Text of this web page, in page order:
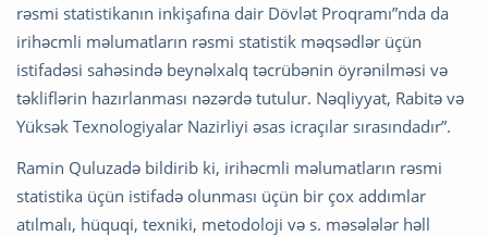
rəsmi statistikanın inkişafına dair Dövlət Proqramı”nda da
irihəcmli məlumatların rəsmi statistik məqsədlər üçün
istifadəsi sahəsində beynəlxalq təcrübənin öyrənilməsi və
təkliflərin hazırlanması nəzərdə tutulur. Nəqliyyat, Rabitə və
Yüksək Texnologiyalar Nazirliyi əsas icraçılar sırasındadır”.
Ramin Quluzadə bildirib ki, irihəcmli məlumatların rəsmi
statistika üçün istifadə olunması üçün bir çox addımlar
atılmalı, hüquqi, texniki, metodoloji və s. məsələlər həll